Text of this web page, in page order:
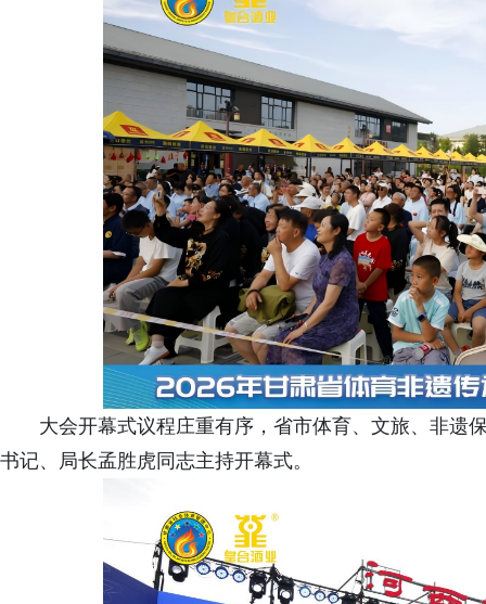
大会开幕式议程庄重有序，省市体育、文旅、非遗
书记、局长孟胜虎同志主持开幕式。